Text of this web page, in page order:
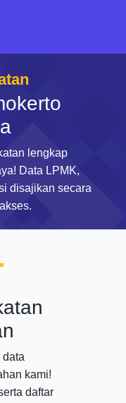
lengkap
Data LPMK,
disajikan secara
data
kami!
daftar